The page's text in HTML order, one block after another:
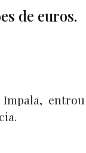
de euros.
Impala,